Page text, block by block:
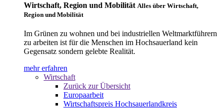
Wirtschaft, Region und Mobilität Alles über Wirtschaft,
Region und Mobilität
Im Grünen zu wohnen und bei industriellen Weltmarktführern
zu arbeiten ist für die Menschen im Hochsauerland kein
Gegensatz sondern gelebte Realität.
mehr erfahren
Wirtschaft
Zurück zur Übersicht
Europaarbeit
Wirtschaftspreis Hochsauerlandkreis